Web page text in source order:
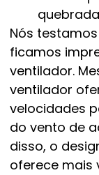
Nós testamos
ficamos
ventilador.
ventilador
velocidades
do vento de
disso, o
oferece mais